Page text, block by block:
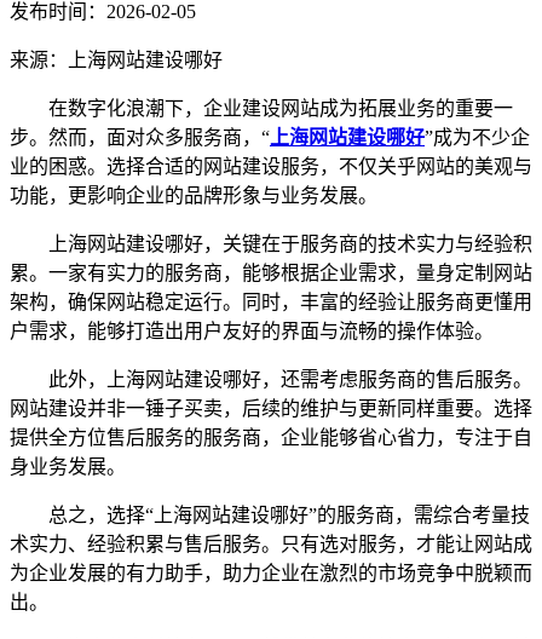
发布时间：2026-02-05
来源：上海网站建设哪好
在数字化浪潮下，企业建设网站成为拓展业务的重要一
步。然而，面对众多服务商，“上海网站建设哪好”成为不少企
业的困惑。选择合适的网站建设服务，不仅关乎网站的美观与
功能，更影响企业的品牌形象与业务发展。
上海网站建设哪好，关键在于服务商的技术实力与经验积
累。一家有实力的服务商，能够根据企业需求，量身定制网站
架构，确保网站稳定运行。同时，丰富的经验让服务商更懂用
户需求，能够打造出用户友好的界面与流畅的操作体验。
此外，上海网站建设哪好，还需考虑服务商的售后服务。
网站建设并非一锤子买卖，后续的维护与更新同样重要。选择
提供全方位售后服务的服务商，企业能够省心省力，专注于自
身业务发展。
总之，选择“上海网站建设哪好”的服务商，需综合考量技
术实力、经验积累与售后服务。只有选对服务，才能让网站成
为企业发展的有力助手，助力企业在激烈的市场竞争中脱颖而
出。